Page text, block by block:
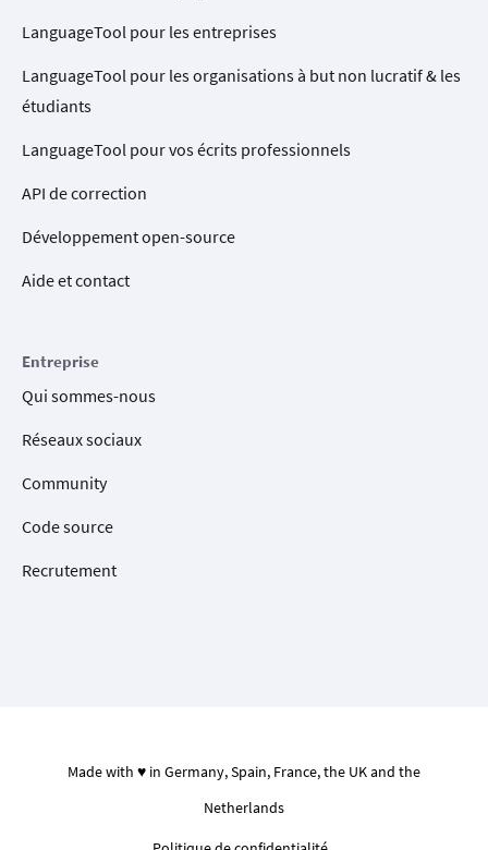
LanguageTool pour les entreprises
LanguageTool pour les organisations à but non lucratif & les
étudiants
LanguageTool pour vos écrits professionnels
API de correction
Développement open-source
Aide et contact
Entreprise
Qui sommes-nous
Réseaux sociaux
Community
Code source
Recrutement
Made with ♥ in Germany, Spain, France, the UK and the
Netherlands